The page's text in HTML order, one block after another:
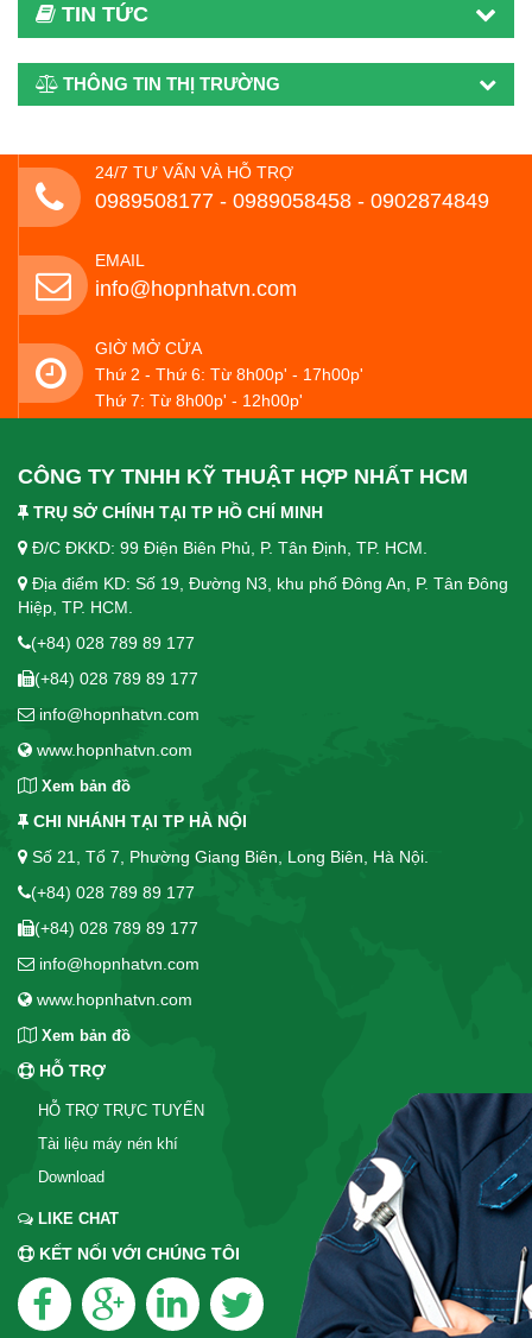
TIN TỨC
THÔNG TIN THỊ TRƯỜNG
24/7 TƯ VẤN VÀ HỖ TRỢ
0989508177 - ‭0989058458‬ - 0902874849
EMAIL
info@hopnhatvn.com
GIỜ MỞ CỬA
Thứ 2 - Thứ 6: Từ 8h00p' - 17h00p'
Thứ 7: Từ 8h00p' - 12h00p'
CÔNG TY TNHH KỸ THUẬT HỢP NHẤT HCM
TRỤ SỞ CHÍNH TẠI TP HỒ CHÍ MINH
Đ/C ĐKKD: 99 Điện Biên Phủ, P. Tân Định, TP. HCM.
Địa điểm KD: Số 19, Đường N3, khu phố Đông An, P. Tân Đông
Hiệp, TP. HCM.
(+84) 028 789 89 177
(+84) 028 789 89 177
info@hopnhatvn.com
www.hopnhatvn.com
Xem bản đồ
CHI NHÁNH TẠI TP HÀ NỘI
Số 21, Tổ 7, Phường Giang Biên, Long Biên, Hà Nội.
(+84) 028 789 89 177
(+84) 028 789 89 177
info@hopnhatvn.com
www.hopnhatvn.com
Xem bản đồ
HỖ TRỢ
HỖ TRỢ TRỰC TUYẾN
Tài liệu máy nén khí
Download
LIKE CHAT
KẾT NỐI VỚI CHÚNG TÔI